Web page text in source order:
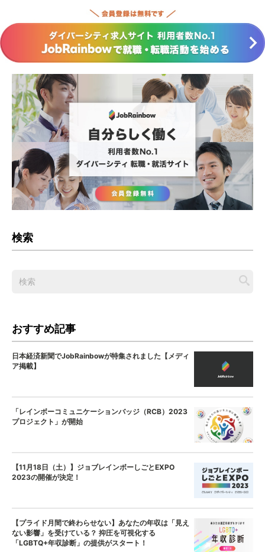
検索
おすすめ記事
日本経済新聞でJobRainbowが特集されました【メディ
ア掲載】
「レインボーコミュニケーションバッジ（RCB）2023
プロジェクト」が開始
【11月18日（土）】ジョブレインボーしごとEXPO
2023の開催が決定！
【プライド月間で終わらせない】あなたの年収は「見え
ない影響」を受けている？ 抑圧を可視化する
「LGBTQ+年収診断」の提供がスタート！